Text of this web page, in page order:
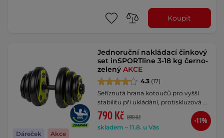
Koupit
Dáreček Akce
Jednoruční nakládací činkový
set inSPORTline 3-18 kg černo-
zelenýAKCE
4.3 (17)
Seříznutá hrana kotoučů pro vyšší
stabilitu při ukládání, protiskluzová …
790 Kč 890 Kč
skladem – 11.8. u Vás
-11%